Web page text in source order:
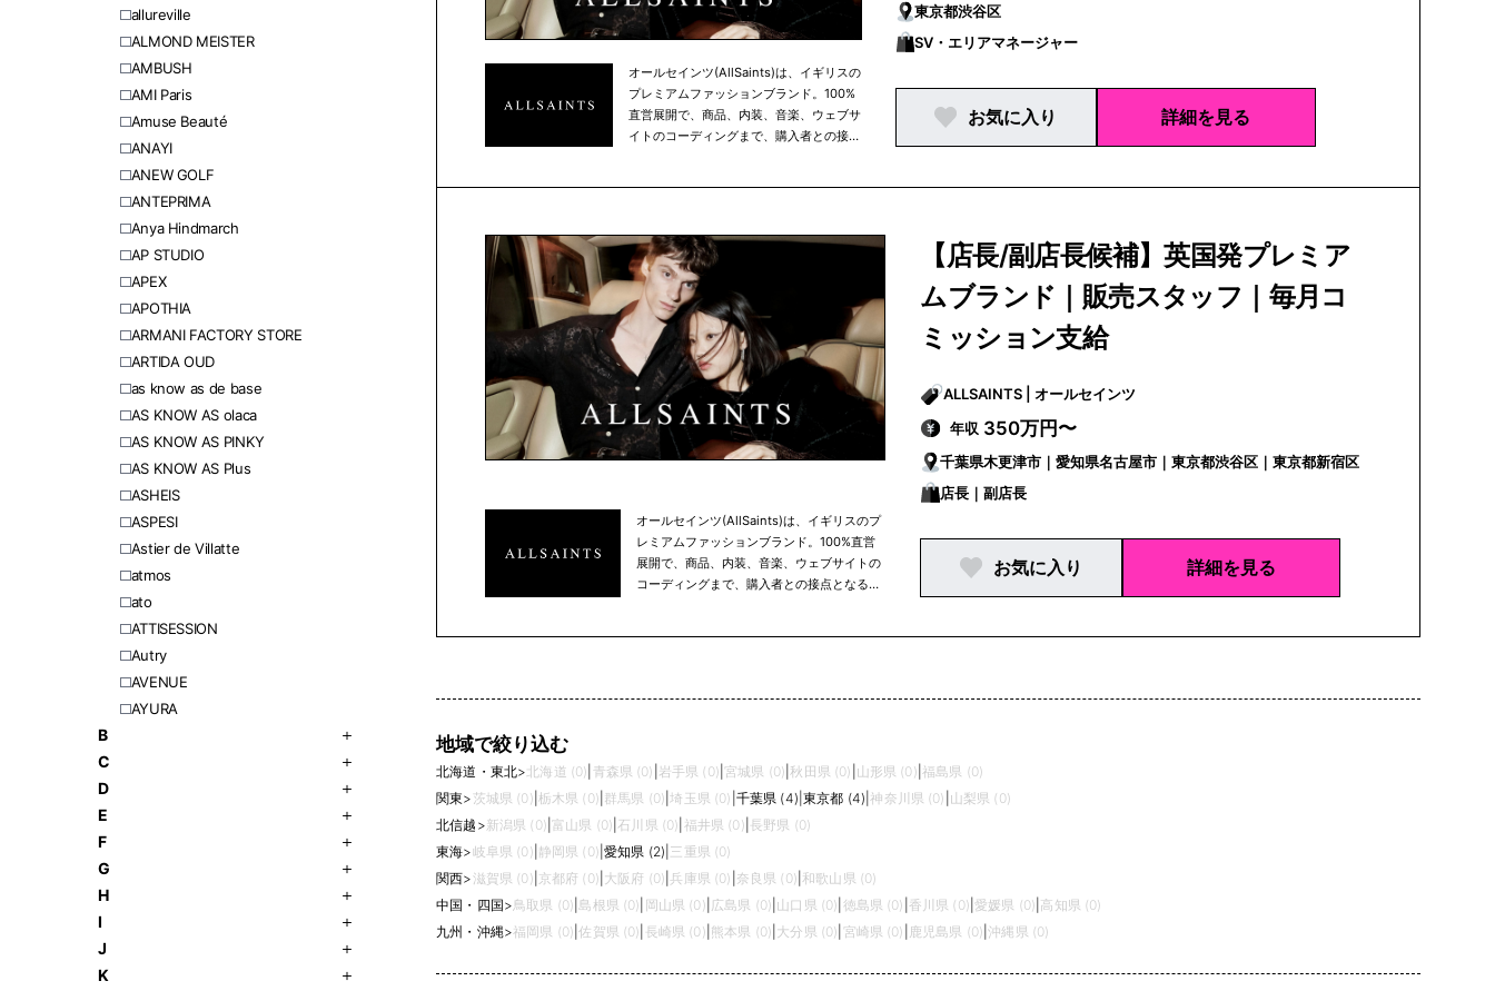
allureville
ALMOND MEISTER
AMBUSH
AMI Paris
Amuse Beauté
ANAYI
ANEW GOLF
ANTEPRIMA
Anya Hindmarch
AP STUDIO
APEX
APOTHIA
ARMANI FACTORY STORE
ARTIDA OUD
as know as de base
AS KNOW AS olaca
AS KNOW AS PINKY
AS KNOW AS Plus
ASHEIS
ASPESI
Astier de Villatte
atmos
ato
ATTISESSION
Autry
AVENUE
AYURA
B
C
D
E
F
G
H
I
J
K
オールセインツ(AllSaints)は、イギリスの
プレミアムファッションブランド。100%
直営展開で、商品、内装、音楽、ウェブサ
イトのコーディングまで、購入者との接点
東京都渋谷区
SV・エリアマネージャー
お気に入り 詳細を見る
オールセインツ(AllSaints)は、イギリスのプ
レミアムファッションブランド。100%直営
展開で、商品、内装、音楽、ウェブサイトの
コーディングまで、購入者との接点となる場
【店長/副店長候補】英国発プレミア
ムブランド｜販売スタッフ｜毎月コ
ミッション支給
ALLSAINTS | オールセインツ
年収 350万円〜
千葉県木更津市｜愛知県名古屋市｜東京都渋谷区｜東京都新宿区
店長｜副店長
お気に入り 詳細を見る
地域で絞り込む
北海道・東北>北海道 (0) 青森県 (0) 岩手県 (0) |宮城県 (0) |秋田県 (0) 山形県 (0) 福島県 (0)
関東> 茨城県 (0) 栃木県 (0) 群馬県 (0) |埼玉県 (0) 千葉県 (4) |東京都 (4) |神奈川県 (0) 山梨県 (0)
北信越 >新潟県 (0) |富山県 (0) 石川県 (0) 福井県 (0) 長野県 (0)
東海>岐阜県 (0) 静岡県 (0) |愛知県 (2) 三重県 (0)
関西>滋賀県 (0) 京都府 (0) 大阪府 (0) |兵庫県 (0) 奈良県 (0) |和歌山県 (0)
中国・四国>鳥取県 (0) |島根県 (0) 岡山県 (0) 広島県 (0) 山口県 (0) 徳島県 (0) 香川県 (0) |愛媛県 (0) 高知県 (0)
九州・沖縄>福岡県 (0) |佐賀県 (0) 長崎県 (0) 熊本県 (0) 大分県 (0) 宮崎県 (0) 鹿児島県 (0) |沖縄県 (0)